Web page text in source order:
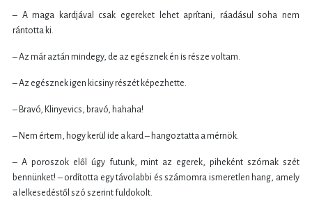
– A maga kardjával csak egereket lehet aprítani, ráadásul soha nem
rántotta ki.
– Az már aztán mindegy, de az egésznek én is része voltam.
– Az egésznek igen kicsiny részét képezhette.
– Bravó, Klinyevics, bravó, hahaha!
– Nem értem, hogy kerül ide a kard – hangoztatta a mérnök.
– A poroszok elől úgy futunk, mint az egerek, piheként szórnak szét
bennünket! – ordította egy távolabbi és számomra ismeretlen hang, amely
a lelkesedéstől szó szerint fuldokolt.